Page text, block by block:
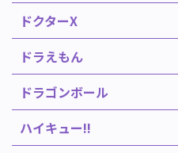
ドクターX
ドラえもん
ドラゴンボール
ハイキュー!!